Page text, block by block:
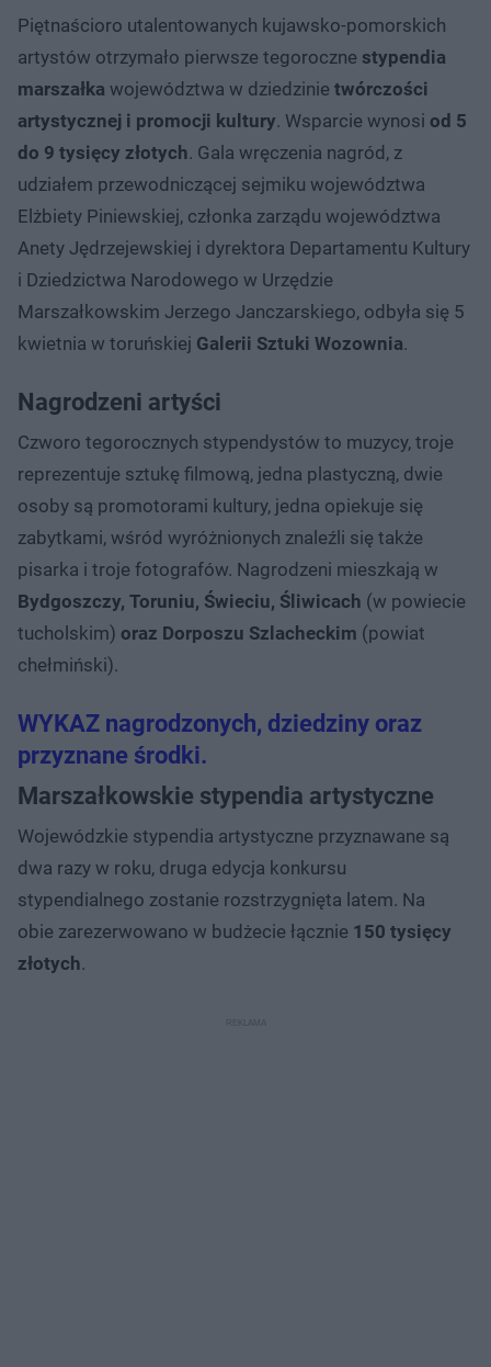
Piętnaścioro utalentowanych kujawsko-pomorskich
artystów otrzymało pierwsze tegoroczne stypendia
marszałka województwa w dziedzinie twórczości
artystycznej i promocji kultury. Wsparcie wynosi od 5
do 9 tysięcy złotych. Gala wręczenia nagród, z
udziałem przewodniczącej sejmiku województwa
Elżbiety Piniewskiej, członka zarządu województwa
Anety Jędrzejewskiej i dyrektora Departamentu Kultury
i Dziedzictwa Narodowego w Urzędzie
Marszałkowskim Jerzego Janczarskiego, odbyła się 5
kwietnia w toruńskiej Galerii Sztuki Wozownia.
Nagrodzeni artyści
Czworo tegorocznych stypendystów to muzycy, troje
reprezentuje sztukę filmową, jedna plastyczną, dwie
osoby są promotorami kultury, jedna opiekuje się
zabytkami, wśród wyróżnionych znaleźli się także
pisarka i troje fotografów. Nagrodzeni mieszkają w
Bydgoszczy, Toruniu, Świeciu, Śliwicach (w powiecie
tucholskim) oraz Dorposzu Szlacheckim (powiat
chełmiński).
WYKAZ nagrodzonych, dziedziny oraz
przyznane środki.
Marszałkowskie stypendia artystyczne
Wojewódzkie stypendia artystyczne przyznawane są
dwa razy w roku, druga edycja konkursu
stypendialnego zostanie rozstrzygnięta latem. Na
obie zarezerwowano w budżecie łącznie 150 tysięcy
złotych.